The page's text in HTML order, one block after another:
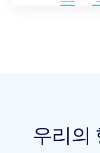
우리의